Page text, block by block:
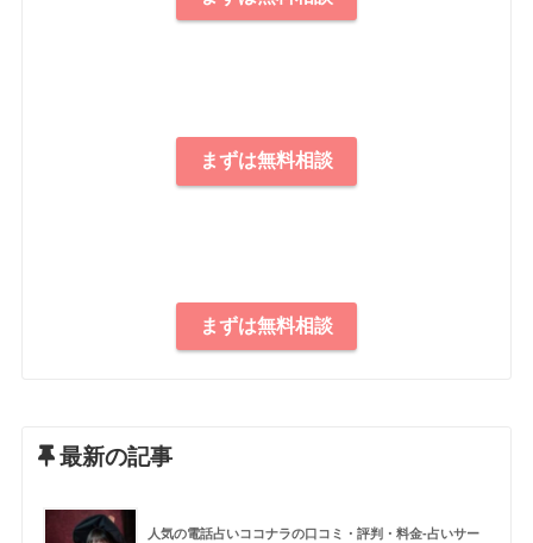
まずは無料相談
まずは無料相談
最新の記事
人気の電話占いココナラの口コミ・評判・料金-占いサー